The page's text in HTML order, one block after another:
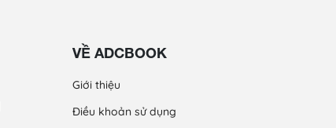
VỀ ADCBOOK
Giới thiệu
Điều khoản sử dụng